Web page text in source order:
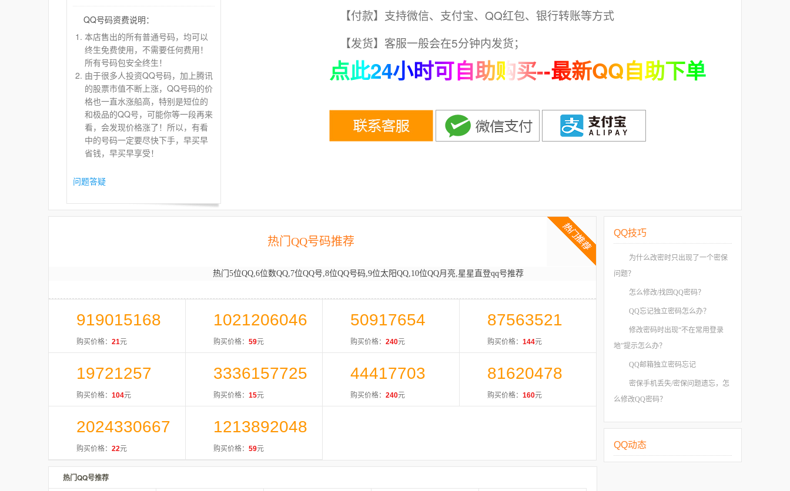
QQ号码资费说明：
本店售出的所有普通号码，均可以
终生免费使用，不需要任何费用！
所有号码包安全终生！
由于很多人投资QQ号码，加上腾讯
的股票市值不断上涨，QQ号码的价
格也一直水涨船高，特别是短位的
和极品的QQ号，可能你等一段再来
看，会发现价格涨了！所以，有看
中的号码一定要尽快下手，早买早
省钱，早买早享受！
问题答疑
【付款】支持微信、支付宝、QQ红包、银行转账等方式
【发货】客服一般会在5分钟内发货；
点此24小时可自助购买--最新QQ自助下单
热门QQ号码推荐
热门5位QQ,6位数QQ,7位QQ号,8位QQ号码,9位太阳QQ,10位QQ月亮,星星直登qq号推荐
919015168
购买价格： 21元
1021206046
购买价格： 59元
50917654
购买价格： 240元
87563521
购买价格： 144元
19721257
购买价格： 104元
3336157725
购买价格： 15元
44417703
购买价格： 240元
81620478
购买价格： 160元
2024330667
购买价格： 22元
1213892048
购买价格： 59元
热门QQ号推荐
QQ技巧
为什么改密时只出现了一个密保
问题？
怎么修改/找回QQ密码？
QQ忘记独立密码怎么办？
修改密码时出现“不在常用登录
地”提示怎么办？
QQ邮箱独立密码忘记
密保手机丢失/密保问题遗忘，怎
么修改QQ密码？
QQ动态